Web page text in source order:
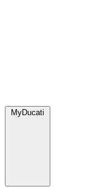
MyDucati